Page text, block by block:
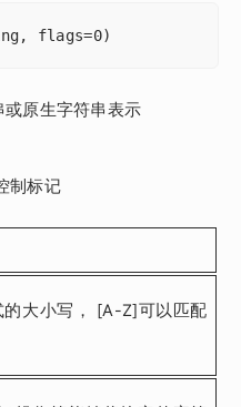
flags=0)
原生字符串表示
制标记
的大小写， [A-Z]可以匹配